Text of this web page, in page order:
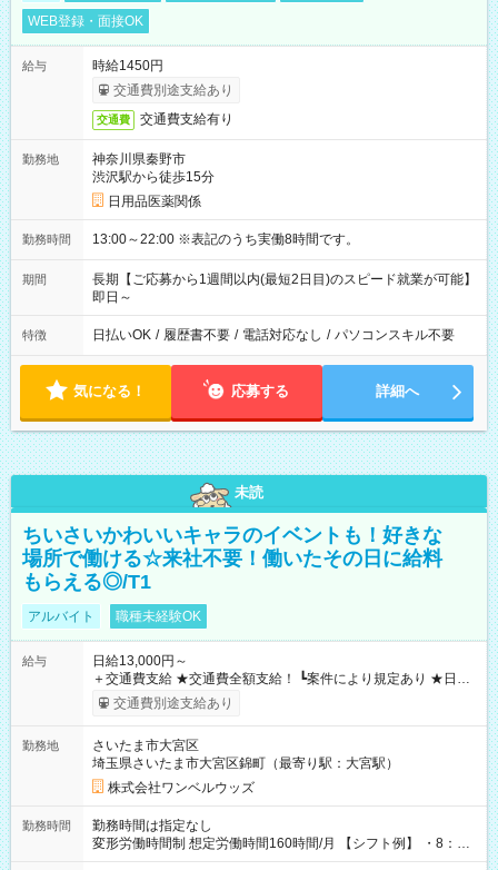
WEB登録・面接OK
給与
時給1450円
交通費別途支給あり
交通費 交通費支給有り
勤務地
神奈川県秦野市
渋沢駅から徒歩15分
日用品医薬関係
勤務時間 13:00～22:00 ※表記のうち実働8時間です。
期間
長期【ご応募から1週間以内(最短2日目)のスピード就業が可能】
即日～
特徴 日払いOK / 履歴書不要 / 電話対応なし / パソコンスキル不要
気になる！ 応募する 詳細へ
未読
ちいさいかわいいキャラのイベントも！好きな
場所で働ける☆来社不要！働いたその日に給料
もらえる◎/T1
アルバイト 職種未経験OK
給与
日給13,000円～
＋交通費支給 ★交通費全額支給！ ┗案件により規定あり ★日払
いOK！（規定あり） ┗働いたその日に現金GET♪ お仕事後はコ
ンビニATMから 日払い分を引き落とせます！ 【試用期間】試
交通費別途支給あり
勤務地
さいたま市大宮区
埼玉県さいたま市大宮区錦町（最寄り駅：大宮駅）
株式会社ワンベルウッズ
勤務時間
勤務時間は指定なし
変形労働時間制 想定労働時間160時間/月 【シフト例】 ・8：00
～21：00